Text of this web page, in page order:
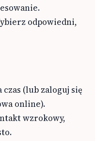
odpowiedni,
(lub zaloguj się
online).
wzrokowy,